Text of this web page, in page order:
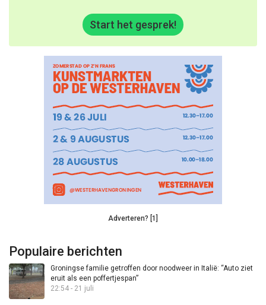
Start het gesprek!
Adverteren? [1]
Populaire berichten
Groningse familie getroffen door noodweer in Italië: “Auto ziet
eruit als een poffertjespan”
22:54 - 21 juli